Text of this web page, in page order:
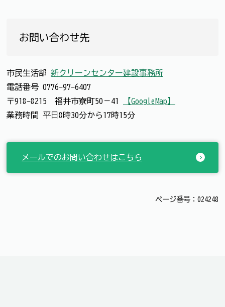
お問い合わせ先
市民生活部 新クリーンセンター建設事務所
電話番号 0776-97-6407
〒918-8215 福井市寮町50－41
【GoogleMap】
業務時間 平日8時30分から17時15分
メールでのお問い合わせはこちら
ページ番号：024248